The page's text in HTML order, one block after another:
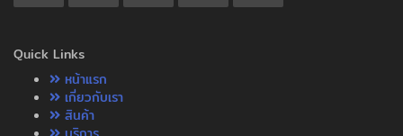
Quick Links
หน้าแรก
เกี่ยวกับเรา
สินค้า